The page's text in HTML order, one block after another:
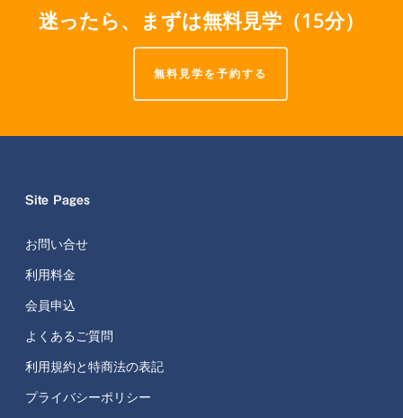
迷ったら、まずは無料見学（15分）
無料見学を予約する
Site Pages
お問い合せ
利用料金
会員申込
よくあるご質問
利用規約と特商法の表記
プライバシーポリシー